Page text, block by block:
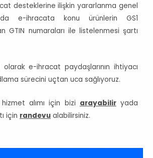
desteklerine ilişkin yararlanma genel
e-ihracata konu ürünlerin GS1
GTIN numaraları ile listelenmesi şartı
e-ihracat paydaşlarının ihtiyacı
sürecini uçtan uca sağlıyoruz.
alımı için bizi arayabiliryada
için randevu alabilirsiniz.